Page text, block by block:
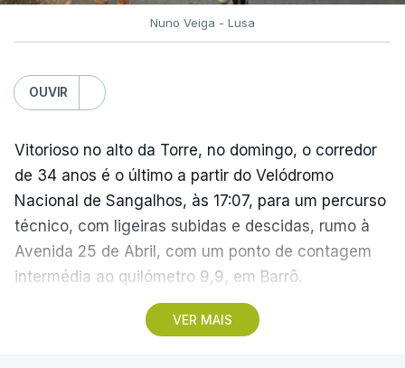
Nuno Veiga - Lusa
OUVIR
VER MAIS
Vitorioso no alto da Torre, no domingo, o corredor
de 34 anos é o último a partir do Velódromo
Nacional de Sangalhos, às 17:07, para um percurso
técnico, com ligeiras subidas e descidas, rumo à
Avenida 25 de Abril, com um ponto de contagem
intermédia ao quilómetro 9,9, em Barrô.
Vencedor das edições de 2024 e de 2025 e mais